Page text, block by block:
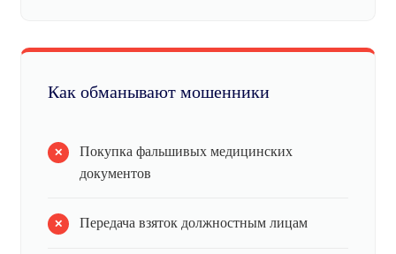
Как обманывают мошенники
Покупка фальшивых медицинских
документов
Передача взяток должностным лицам